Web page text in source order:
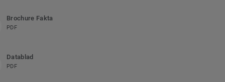
Brochure Fakta
PDF
Datablad
PDF